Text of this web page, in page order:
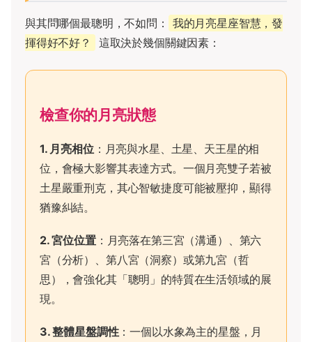
與其問哪個最聰明，不如問：
我的月亮星座智慧，發
揮得好不好？
這取決於幾個關鍵因素：
檢查你的月亮狀態
1. 月亮相位：月亮與水星、土星、天王星的相
位，會極大影響其表達方式。一個月亮雙子若被
土星嚴重刑克，其心智敏捷度可能被壓抑，顯得
猶豫糾結。
2. 宮位位置：月亮落在第三宮（溝通）、第六
宮（分析）、第八宮（洞察）或第九宮（哲
思），會強化其「聰明」的特質在生活領域的展
現。
3. 整體星盤調性：一個以水象為主的星盤，月